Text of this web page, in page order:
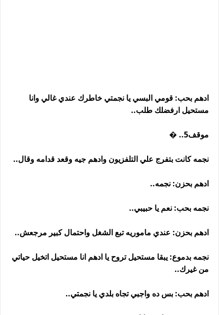
ادهم بحب: قومي البسي يا نجمتي خاطرك عندي غالي وانا
مستحيل ارفضلك طلب..
موقف5.. �
نجمه كانت بتفرج علي التلفزيون وادهم جيه وقعد قدامه وقال..
ادهم بحزن: نجمه..
نجمه بحب: نعم يا حبيبي..
ادهم بحزن: عندي ماموريه تبع الشغل واحتمال كبير مرجعش..
نجمه بدموع: يبقا مستحيل تروح يا ادهم انا مستحيل اتخيل حياتي
من غيرك..
ادهم بحب: بس ده واجبي تجاه بلدي يا نجمتي..